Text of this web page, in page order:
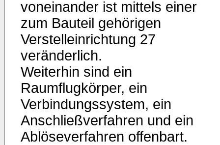
voneinander ist mittels einer
zum Bauteil gehörigen
Verstelleinrichtung 27
veränderlich.
Weiterhin sind ein
Raumflugkörper, ein
Verbindungssystem, ein
Anschließverfahren und ein
Ablöseverfahren offenbart.